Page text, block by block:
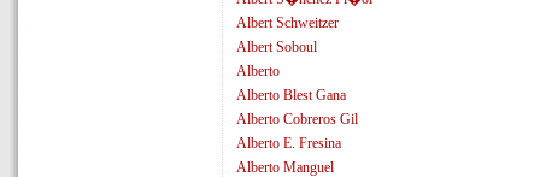
Albert Schweitzer
Albert Soboul
Alberto
Alberto Blest Gana
Alberto Cobreros Gil
Alberto E. Fresina
Alberto Manguel